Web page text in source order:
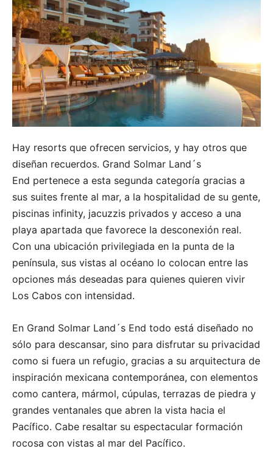
Hay resorts que ofrecen servicios, y hay otros que
diseñan recuerdos. Grand Solmar Land´s
End pertenece a esta segunda categoría gracias a
sus suites frente al mar, a la hospitalidad de su gente,
piscinas infinity, jacuzzis privados y acceso a una
playa apartada que favorece la desconexión real.
Con una ubicación privilegiada en la punta de la
península, sus vistas al océano lo colocan entre las
opciones más deseadas para quienes quieren vivir
Los Cabos con intensidad.
En Grand Solmar Land´s End todo está diseñado no
sólo para descansar, sino para disfrutar su privacidad
como si fuera un refugio, gracias a su arquitectura de
inspiración mexicana contemporánea, con elementos
como cantera, mármol, cúpulas, terrazas de piedra y
grandes ventanales que abren la vista hacia el
Pacífico. Cabe resaltar su espectacular formación
rocosa con vistas al mar del Pacífico.